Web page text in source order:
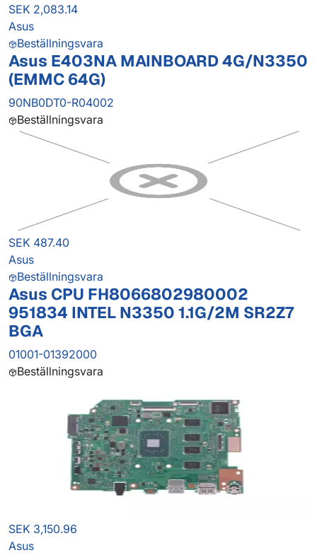
SEK 2,083.14
Asus
Beställningsvara
Asus E403NA MAINBOARD 4G/N3350
(EMMC 64G)
90NB0DT0-R04002
Beställningsvara
SEK 487.40
Asus
Beställningsvara
Asus CPU FH8066802980002
951834 INTEL N3350 1.1G/2M SR2Z7
BGA
01001-01392000
Beställningsvara
SEK 3,150.96
Asus